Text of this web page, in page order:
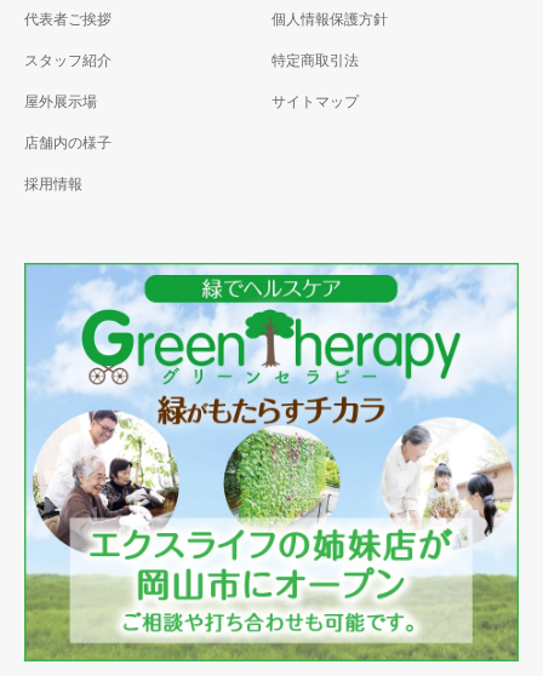
代表者ご挨拶
スタッフ紹介
屋外展示場
店舗内の様子
採用情報
個人情報保護方針
特定商取引法
サイトマップ